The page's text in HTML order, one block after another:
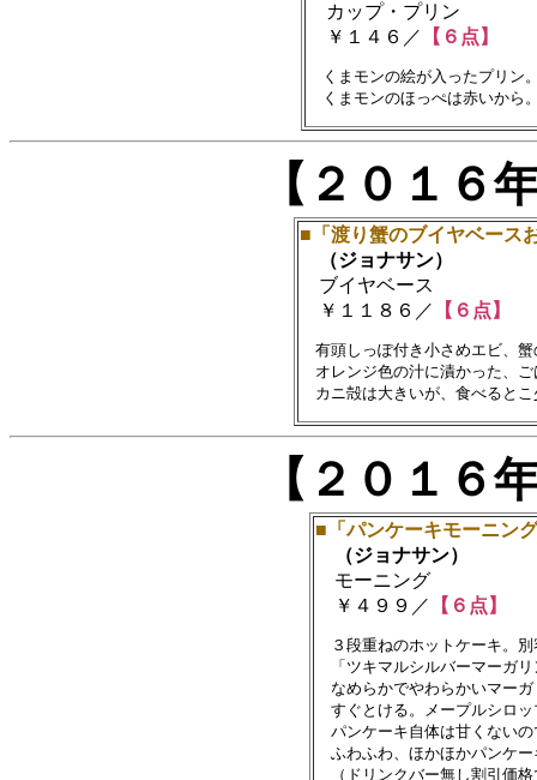
カップ・プリン
￥１４６／
【６点】
くまモンの絵が入ったプリン
【２０１
■「渡り蟹のブイヤベース
（ジョナサン）
ブイヤベース
￥１１８６／ 【６点】
有頭しっぽ付き小さめエビ、
オレンジ色の汁に漬かった、
【２０１
■「パンケーキモーニン
（ジョナサン）
モーニング
￥４９９／ 【６点】
３段重ねのホットケーキ。
「ツキマルシルバーマーガ
なめらかでやわらかいマーガ
すぐとける。メープルシロッ
パンケーキ自体は甘くないの
ふわふわ、ほかほかパンケ